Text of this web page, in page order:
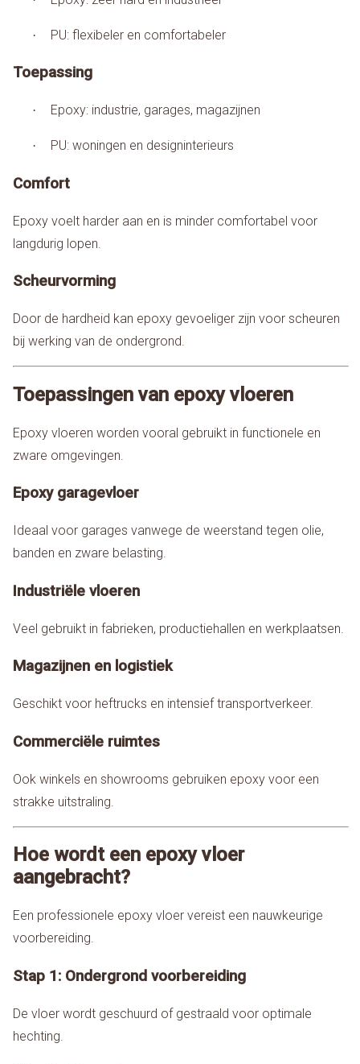
· PU: flexibeler en comfortabeler
Toepassing
· Epoxy: industrie, garages, magazijnen
· PU: woningen en designinterieurs
Comfort
Epoxy voelt harder aan en is minder comfortabel voor
langdurig lopen.
Scheurvorming
Door de hardheid kan epoxy gevoeliger zijn voor scheuren
bij werking van de ondergrond.
Toepassingen van epoxy vloeren
Epoxy vloeren worden vooral gebruikt in functionele en
zware omgevingen.
Epoxy garagevloer
Ideaal voor garages vanwege de weerstand tegen olie,
banden en zware belasting.
Industriële vloeren
Veel gebruikt in fabrieken, productiehallen en werkplaatsen.
Magazijnen en logistiek
Geschikt voor heftrucks en intensief transportverkeer.
Commerciële ruimtes
Ook winkels en showrooms gebruiken epoxy voor een
strakke uitstraling.
Hoe wordt een epoxy vloer
aangebracht?
Een professionele epoxy vloer vereist een nauwkeurige
voorbereiding.
Stap 1: Ondergrond voorbereiding
De vloer wordt geschuurd of gestraald voor optimale
hechting.